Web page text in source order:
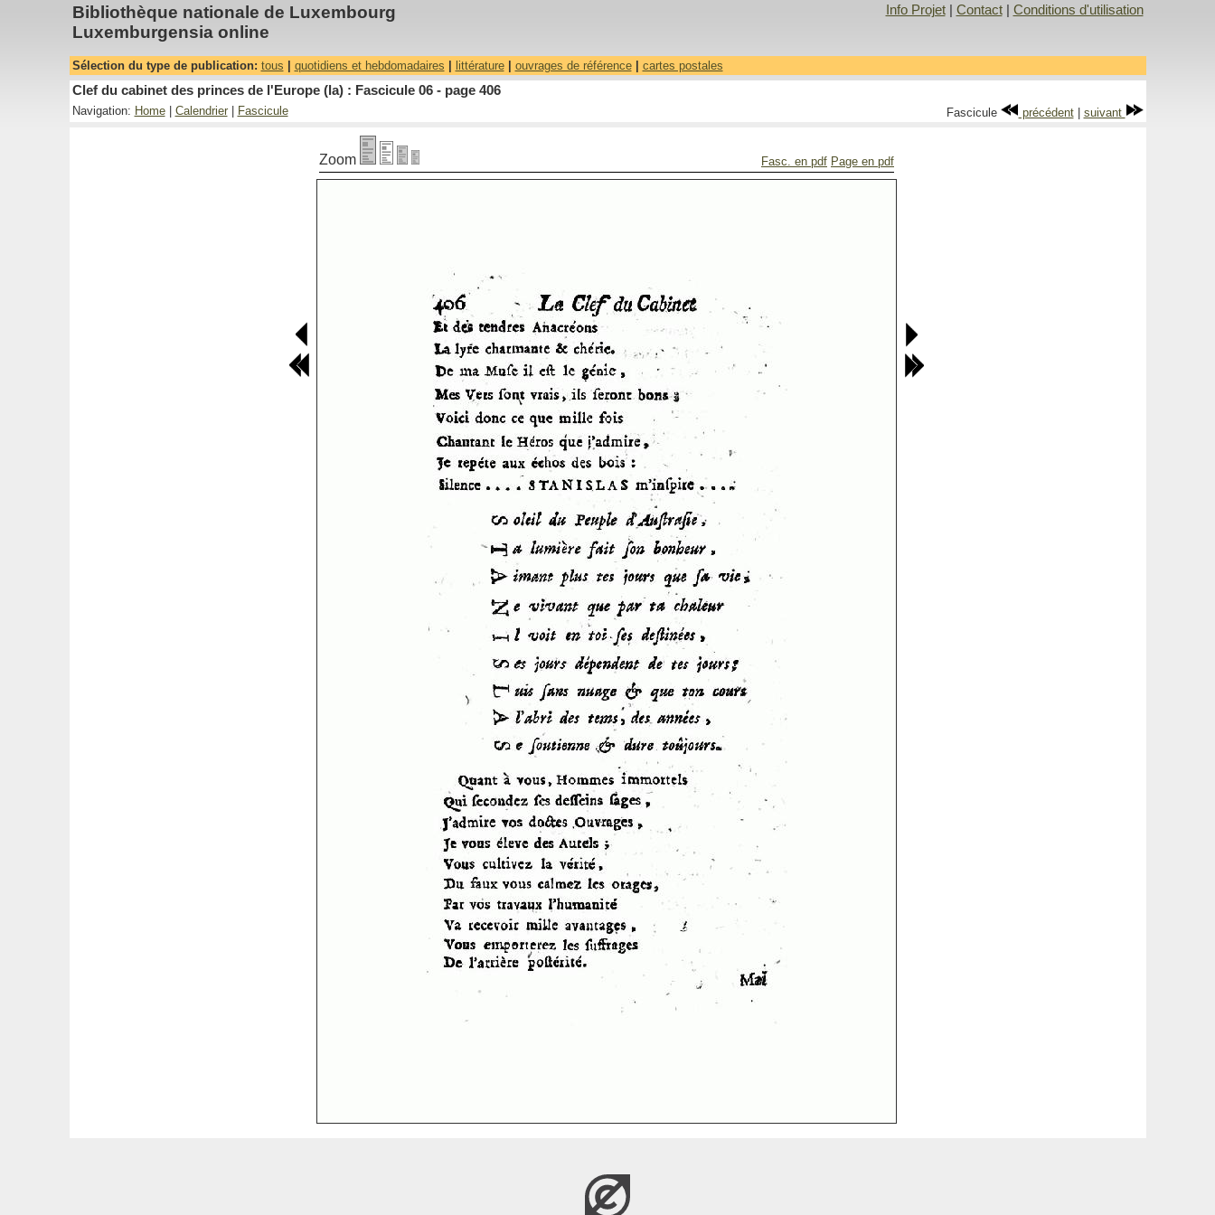
Bibliothèque nationale de Luxembourg
Luxemburgensia online
Info Projet| Contact| Conditions d'utilisation
Sélection du type de publication: tous quotidiens et hebdomadaires littérature| ouvrages de référence| cartes postales
Clef du cabinet des princes de l'Europe (la) : Fascicule 06 - page 406
Navigation: Home| Calendrier| Fascicule Fascicule précédent| suivant
Zoom Fasc. en pdf Page en pdf